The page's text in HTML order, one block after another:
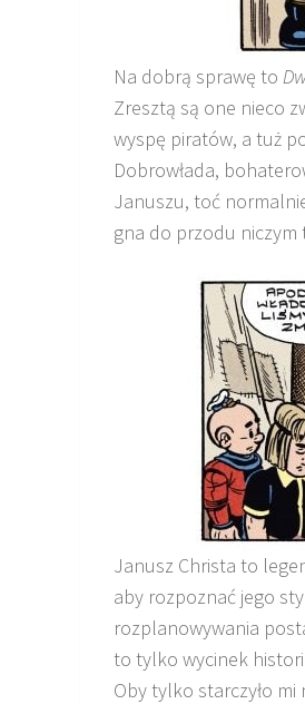
Na dobrą sprawę to
Zresztą są one nieco
wyspę piratów, a tuż
Dobrowłada,
Januszu, toć
gna do przodu
Janusz Christa to
aby rozpoznać jego
rozplanowywania
to tylko wycinek
Oby tylko starczyło